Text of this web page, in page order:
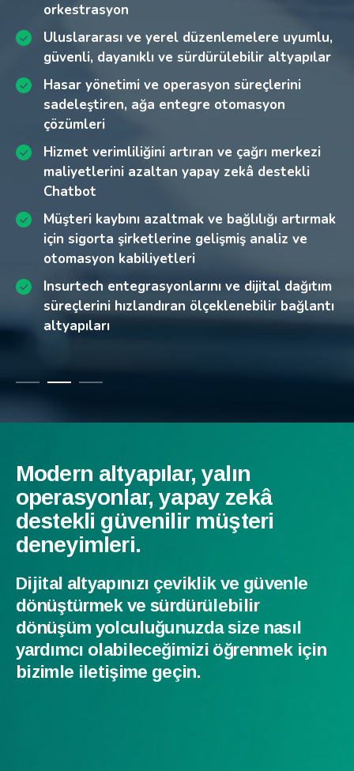
Şeffaflık gerektiren karmaşık regülasyon ve
uyum yükümlülükleri
Dijital ekosistemlerde artan dolandırıcılık ve
Parçalı iletişim kanalları ve yüksek çağrı
merkezi maliyetleri
öngörüye dayalı içgörü elde etmede yaşanan
zorluklar
orkestrasyon
Uluslararası ve yerel düzenlemelere uyumlu,
güvenli, dayanıklı ve sürdürülebilir altyapılar
Hasar yönetimi ve operasyon süreçlerini
sadeleştiren, ağa entegre otomasyon
çözümleri
Hizmet verimliliğini artıran ve çağrı merkezi
maliyetlerini azaltan yapay zekâ destekli
Chatbot
Müşteri kaybını azaltmak ve bağlılığı artırmak
için sigorta şirketlerine gelişmiş analiz ve
otomasyon kabiliyetleri
Insurtech entegrasyonlarını ve dijital dağıtım
süreçlerini hızlandıran ölçeklenebilir bağlantı
altyapıları
daha şeffaf ve denetlenebilir yapılar
Geleceğin sektörel ihtiyaçlarına hazır,
ölçeklenebilir ve dayanıklı altyapılar
Müşteri bağlılığını güçlendiren ve kayıp
oranını azaltan çözümlerle etkileşim
kalitesinde artış
Öngörüsel analizler ile karar alma
süreçlerinde hız
Modern altyapılar, yalın
operasyonlar, yapay zekâ
destekli güvenilir müşteri
deneyimleri.
Dijital altyapınızı çeviklik ve güvenle
dönüştürmek ve sürdürülebilir
dönüşüm yolculuğunuzda size nasıl
yardımcı olabileceğimizi öğrenmek için
bizimle iletişime geçin.